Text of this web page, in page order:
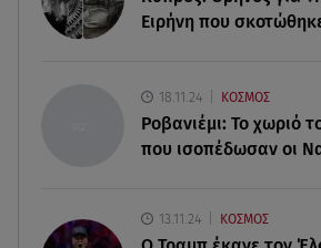
Νεκρή μεγαλόσωμη αρκούδα
πιθανόν από πυροβολισμό
08.08.26 , 17:32
Τζο Μπάιντεν: Ο καρκίνος έχει
ανακοίνωση του γιου του
Ειρήνη που
18.11.24 ΚΟΣΜΟΣ
Ροβανιέμι: Το χωριό
που ισοπέδωσαν οι
13.11.24 ΚΟΣΜΟΣ